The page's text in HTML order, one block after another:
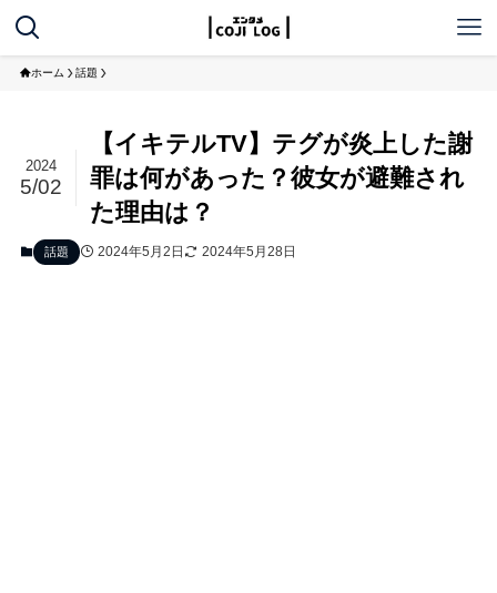
ホーム 話題
【イキテルTV】テグが炎上した謝
罪は何があった？彼女が避難され
た理由は？
2024
5/02
話題 2024年5月2日 2024年5月28日